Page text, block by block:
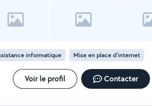
informatique Mise en place d'internet
Voir le profil Contacter